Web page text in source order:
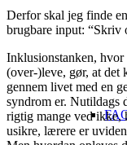
Derfor skal jeg finde
brugbare input: “Skriv
Inklusionstanken,
(over-)leve, gør, at det
gennem livet med en
syndrom er. Nutildags
rigtig mange ved ikke,
usikre, lærere er